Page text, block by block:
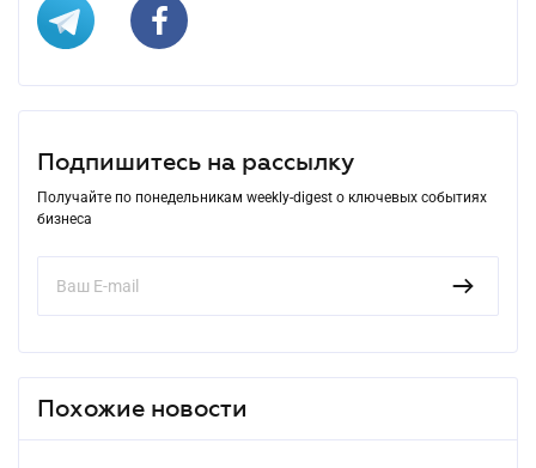
Подпишитесь на рассылку
Получайте по понедельникам weekly-digest о ключевых событиях
бизнеса
Похожие новости